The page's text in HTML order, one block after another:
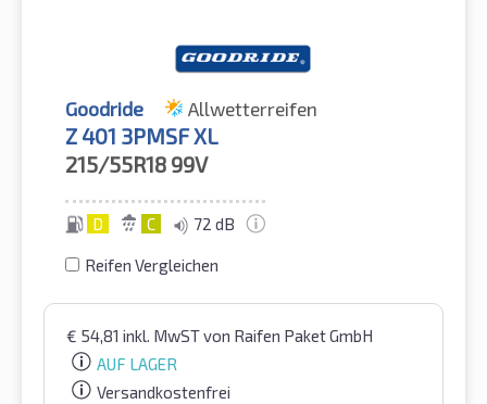
Goodride Allwetterreifen
Z 401 3PMSF XL
215/55R18 99V
D C 72 dB
Reifen Vergleichen
€ 54,81 inkl. MwSTvon Raifen Paket GmbH
AUF LAGER
Versandkostenfrei